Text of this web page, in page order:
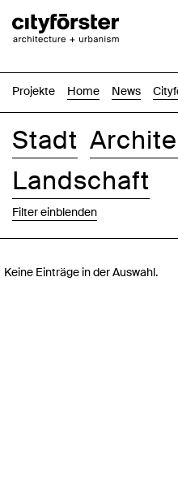
Projekte Home News
Stadt
Landschaft
Filter einblenden
Keine Einträge in der Auswahl.